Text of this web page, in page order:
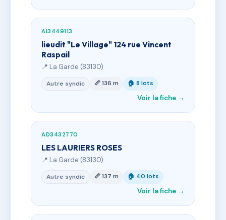
AI3449113
lieudit "Le Village" 124 rue Vincent
Raspail
📍 La Garde (83130)
Autre syndic 📏 136 m 🏠 8 lots
Voir la fiche →
AD3432770
LES LAURIERS ROSES
📍 La Garde (83130)
Autre syndic 📏 137 m 🏠 40 lots
Voir la fiche →